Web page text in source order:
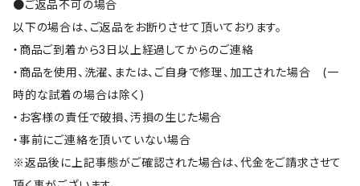
●ご返品不可の場合
以下の場合は、ご返品をお断りさせて頂いております。
・商品ご到着から3日以上経過してからのご連絡
・商品を使用、洗濯、または、ご自身で修理、加工された場合 (一
時的な試着の場合は除く)
・お客様の責任で破損、汚損の生じた場合
・事前にご連絡を頂いていない場合
※返品後に上記事態がご確認された場合は、代金をご請求させて